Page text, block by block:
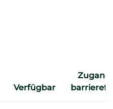
Verfügbar
Zugang